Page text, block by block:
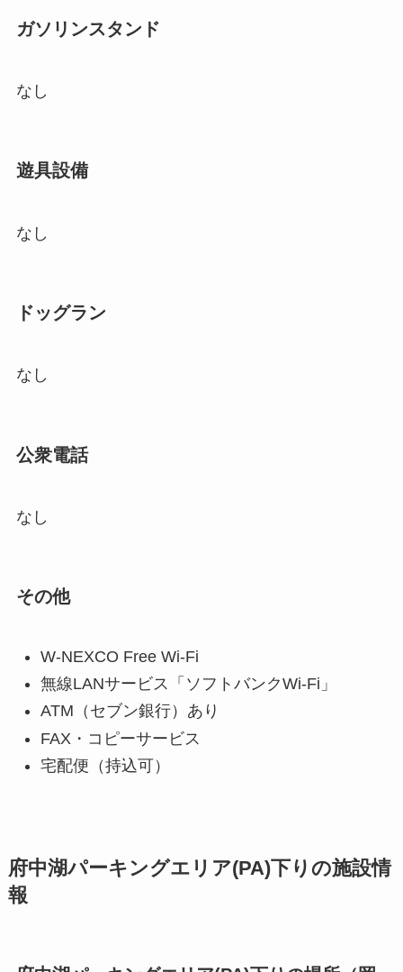
ガソリンスタンド
なし
遊具設備
なし
ドッグラン
なし
公衆電話
なし
その他
W-NEXCO Free Wi-Fi
無線LANサービス「ソフトバンクWi-Fi」
ATM（セブン銀行）あり
FAX・コピーサービス
宅配便（持込可）
府中湖パーキングエリア(PA)下りの施設情
報